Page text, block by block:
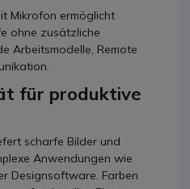
Mikrofon ermöglicht
ohne zusätzliche
Arbeitsmodelle, Remote
für produktive
scharfe Bilder und
Anwendungen wie
Designsoftware. Farben